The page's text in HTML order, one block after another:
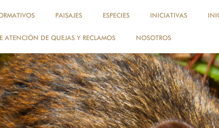
PAISAJES ESPECIES INICIATIVAS
ATENCIÓN DE QUEJAS Y RECLAMOS NOSOTROS